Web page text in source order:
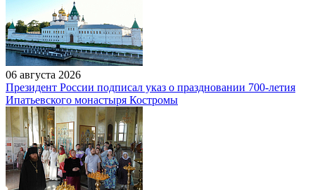
06 августа 2026
Президент России подписал указ о праздновании 700-летия
Ипатьевского монастыря Костромы